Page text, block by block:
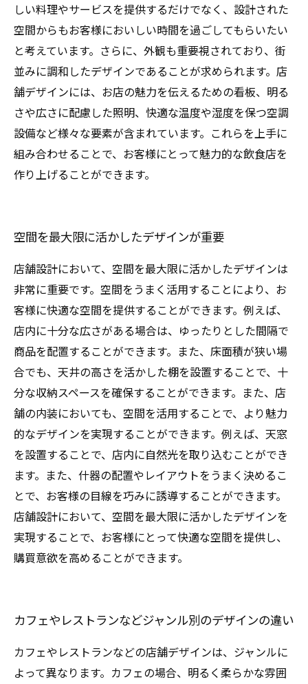
しい料理やサービスを提供するだけでなく、設計された
空間からもお客様においしい時間を過ごしてもらいたい
と考えています。さらに、外観も重要視されており、街
並みに調和したデザインであることが求められます。店
舗デザインには、お店の魅力を伝えるための看板、明る
さや広さに配慮した照明、快適な温度や湿度を保つ空調
設備など様々な要素が含まれています。これらを上手に
組み合わせることで、お客様にとって魅力的な飲食店を
作り上げることができます。
空間を最大限に活かしたデザインが重要
店舗設計において、空間を最大限に活かしたデザインは
非常に重要です。空間をうまく活用することにより、お
客様に快適な空間を提供することができます。例えば、
店内に十分な広さがある場合は、ゆったりとした間隔で
商品を配置することができます。また、床面積が狭い場
合でも、天井の高さを活かした棚を設置することで、十
分な収納スペースを確保することができます。また、店
舗の内装においても、空間を活用することで、より魅力
的なデザインを実現することができます。例えば、天窓
を設置することで、店内に自然光を取り込むことができ
ます。また、什器の配置やレイアウトをうまく決めるこ
とで、お客様の目線を巧みに誘導することができます。
店舗設計において、空間を最大限に活かしたデザインを
実現することで、お客様にとって快適な空間を提供し、
購買意欲を高めることができます。
カフェやレストランなどジャンル別のデザインの違い
カフェやレストランなどの店舗デザインは、ジャンルに
よって異なります。カフェの場合、明るく柔らかな雰囲